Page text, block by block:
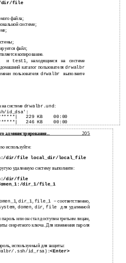
dir/file
файла;
системе;
файл;
копирование.
и test1, находящиеся на системе
каталог пользователяdrwalbr
пользователя drwalbrвыполните
на системе drwalbr.und:
id_dsa':
229 KB 00:00
246 KB 00:00
администрирования... 205
используйте:
dir/file local_dir/local_file
удаленную систему выполните:
dir/file
dir_1/file_1
,dir_1, file_1– соответственно,
,domen, dir,fileдля удаленной
или он стал доступен третьим лицам,
секретного ключа. Для изменения пароля
используемый для защиты:
.ssh/id_rsa):<Enter>